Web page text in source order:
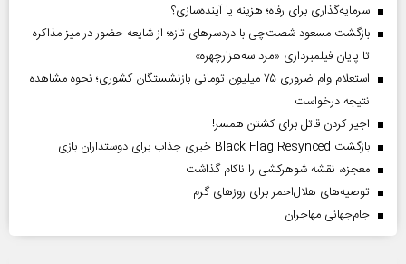
سرمایه‌گذاری برای رفاه؛ هزینه یا آینده‌سازی؟
بازگشت مسعود شصت‌چی با دردسر‌های تازه؛ از شایعه حضور در میز مذاکره
تا پایان فیلمبرداری «مرد سه‌هزارچهره»
استعلام وام ضروری ۷۵ میلیون تومانی بازنشستگان کشوری؛ نحوه مشاهده
نتیجه درخواست
اجیر کردن قاتل برای کشتن همسر!
بازگشت Black Flag Resynced خبری جذاب برای دوستداران بازی
معجزه، نقشه شوهرکشی را ناکام گذاشت
توصیه‌های هلال‌احمر برای روز‌های گرم
جام‌جهانی مهاجران